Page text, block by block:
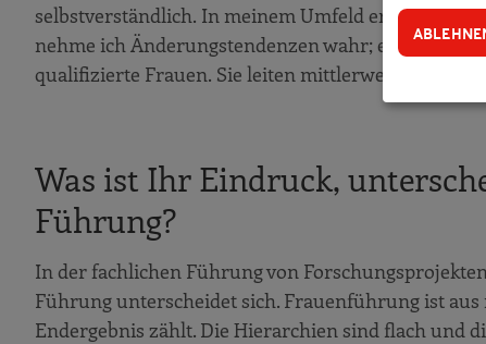
selbstverständlich. In meinem Umfeld erlebe ich,
nehme ich Änderungstendenzen wahr; es zählt
qualifizierte Frauen. Sie leiten mittlerweile die
Was ist Ihr Eindruck,
Führung?
In der fachlichen Führung von
Führung unterscheidet sich. Frauenführung ist
Endergebnis zählt. Die Hierarchien sind flach und